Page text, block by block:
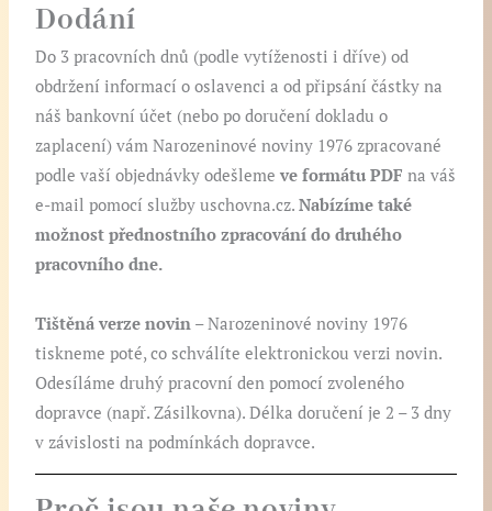
Dodání
Do 3 pracovních dnů (podle vytíženosti i dříve) od
obdržení informací o oslavenci a od připsání částky na
náš bankovní účet (nebo po doručení dokladu o
zaplacení) vám Narozeninové noviny 1976 zpracované
podle vaší objednávky odešlemeve formátu PDF na váš
e-mail pomocí služby uschovna.cz.Nabízíme také
možnost přednostního zpracování do druhého
pracovního dne.
Tištěná verze novin – Narozeninové noviny 1976
tiskneme poté, co schválíte elektronickou verzi novin.
Odesíláme druhý pracovní den pomocí zvoleného
dopravce (např. Zásilkovna). Délka doručení je 2 – 3 dny
v závislosti na podmínkách dopravce.